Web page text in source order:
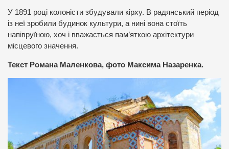
У 1891 році колоністи збудували кірху. В радянський період
із неї зробили будинок культури, а нині вона стоїть
напівруїною, хоч і вважається пам’яткою архітектури
місцевого значення.
Текст Романа Маленкова, фото Максима Назаренка.